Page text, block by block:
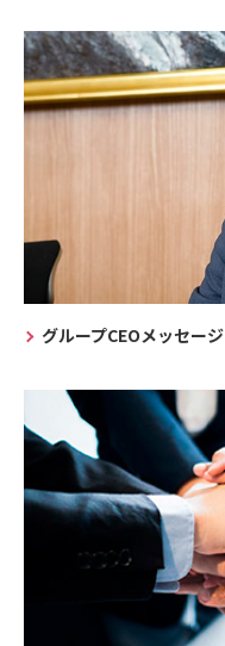
グループCEOメッセージ